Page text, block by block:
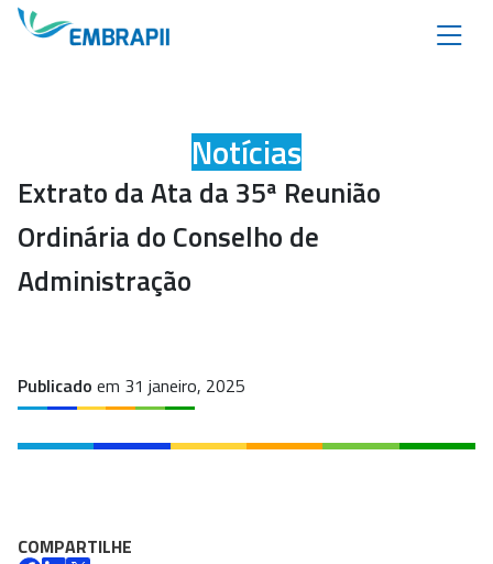
Notícias
Extrato da Ata da 35ª Reunião
Ordinária do Conselho de
Administração
Publicado em 31 janeiro, 2025
COMPARTILHE